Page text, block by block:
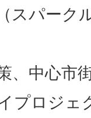
スパーク
、中心市
プロジェ